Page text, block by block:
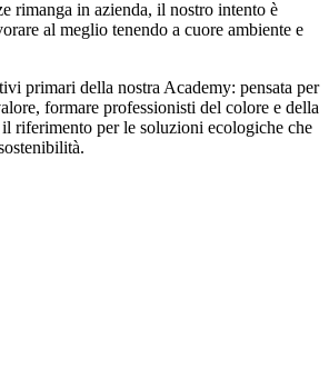
rimanga in azienda, il nostro intento è
al meglio tenendo a cuore ambiente e
primari della nostra Academy: pensata per
formare professionisti del colore e della
riferimento per le soluzioni ecologiche che